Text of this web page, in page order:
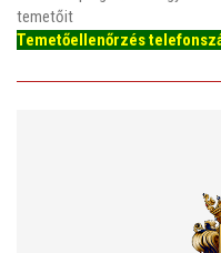
temetőit
Temetőellenőrzés